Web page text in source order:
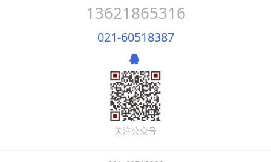
13621865316
021-60518387
关注公众号